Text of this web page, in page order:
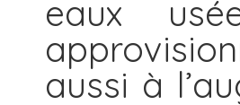
eaux
aussi à